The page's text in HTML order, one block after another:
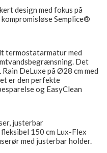
design med fokus på
Semplice®
termostatarmatur med
Det
DeLuxe på Ø28 cm med
er den perfekte
og EasyClean
justerbar
150 cm Lux-Flex
med justerbar holder.